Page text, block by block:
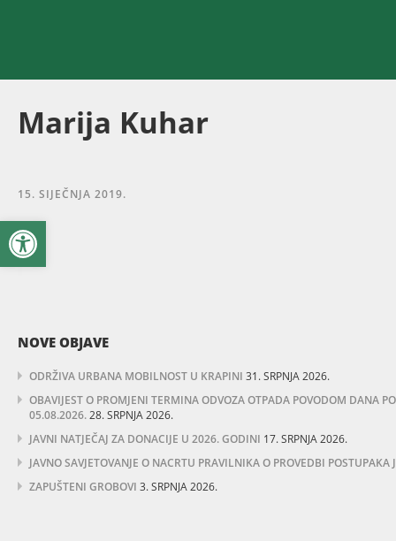
Open toolbar
Marija Kuhar
15. SIJEČNJA 2019.
NOVE OBJAVE
ODRŽIVA URBANA MOBILNOST U KRAPINI 31. SRPNJA 2026.
OBAVIJEST O PROMJENI TERMINA ODVOZA OTPADA POVODOM DANA
05.08.2026.28. SRPNJA 2026.
JAVNI NATJEČAJ ZA DONACIJE U 2026. GODINI 17. SRPNJA 2026.
JAVNO SAVJETOVANJE O NACRTU PRAVILNIKA O PROVEDBI POSTUPAKA
ZAPUŠTENI GROBOVI 3. SRPNJA 2026.